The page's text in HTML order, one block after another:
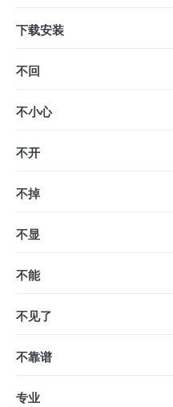
下载安装
不回
不小心
不开
不掉
不显
不能
不见了
不靠谱
专业